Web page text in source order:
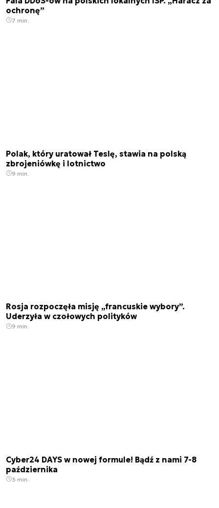
ochronę”
7 min.
Polak, który uratował Teslę, stawia na polską
zbrojeniówkę i lotnictwo
9 min.
Rosja rozpoczęła misję „francuskie wybory”.
Uderzyła w czołowych polityków
9 min.
Cyber24 DAYS w nowej formule! Bądź z nami 7-8
października
3 min.